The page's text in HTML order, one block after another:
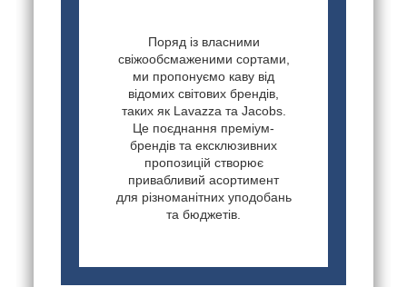
Поряд із власними
свіжообсмаженими сортами,
ми пропонуємо каву від
відомих світових брендів,
таких як Lavazza та Jacobs.
Це поєднання преміум-
брендів та ексклюзивних
пропозицій створює
привабливий асортимент
для різноманітних уподобань
та бюджетів.